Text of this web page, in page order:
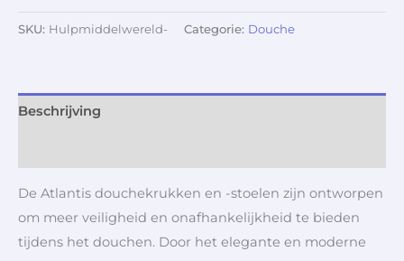
SKU: Hulpmiddelwereld- Categorie: Douche
Beschrijving
De Atlantis douchekrukken en -stoelen zijn ontworpen
om meer veiligheid en onafhankelijkheid te bieden
tijdens het douchen. Door het elegante en moderne